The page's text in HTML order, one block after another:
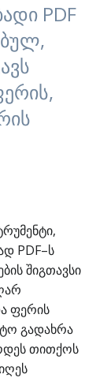
PDF
PDF–ს
შიგთავსი
ფერის
გადახრა
თითქოს